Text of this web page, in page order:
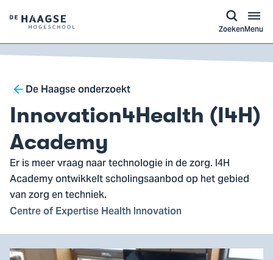
Logo
van
De
Hogeschool,
ga
naar
de
homepagina
ZoekenMenu
Breadcrumb
De Haagse onderzoekt
Innovation4Health (I4H)
Academy
Er is meer vraag naar technologie in de zorg. I4H
Academy ontwikkelt scholingsaanbod op het gebied
van zorg en techniek.
Centre of Expertise Health Innovation